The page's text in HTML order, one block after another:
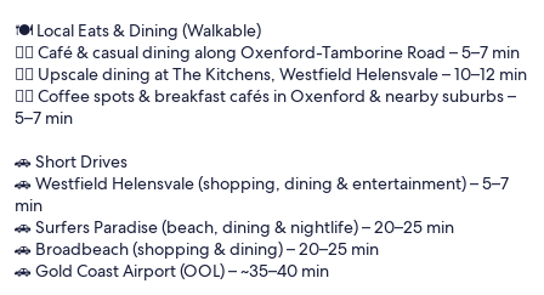
🍽️ Local Eats & Dining (Walkable)
🚶‍♂️ Café & casual dining along Oxenford-Tamborine Road – 5–7 min
🚶‍♂️ Upscale dining at The Kitchens, Westfield Helensvale – 10–12 min
🚶‍♂️ Coffee spots & breakfast cafés in Oxenford & nearby suburbs –
5–7 min
🚗 Short Drives
🚗 Westfield Helensvale (shopping, dining & entertainment) – 5–7
min
🚗 Surfers Paradise (beach, dining & nightlife) – 20–25 min
🚗 Broadbeach (shopping & dining) – 20–25 min
🚗 Gold Coast Airport (OOL) – ~35–40 min